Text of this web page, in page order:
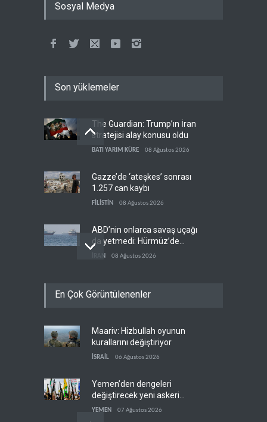
Sosyal Medya
Son yüklemeler
The Guardian: Trump’ın İran
stratejisi alay konusu oldu
BATI YARIM KÜRE 08 Ağustos 2026
Gazze’de ‘ateşkes’ sonrası
1.257 can kaybı
FİLİSTİN 08 Ağustos 2026
ABD’nin onlarca savaş uçağı
da yetmedi: Hürmüz’de
gemi vuruldu
İRAN 08 Ağustos 2026
'Arap projesi' uyarısı
Mossad’ın İran'a karşı Kürt
planı neden çöktü?
En Çok Görüntülenenler
Maariv: Hizbullah oyunun
kurallarını değiştiriyor
İSRAİL 06 Ağustos 2026
Yemen’den dengeleri
değiştirecek yeni askeri
denklem
YEMEN 07 Ağustos 2026